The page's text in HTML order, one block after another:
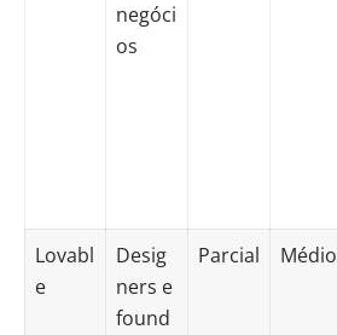
negóci
os
Lovabl
e
Desig
ners e
found
Parcial Médio